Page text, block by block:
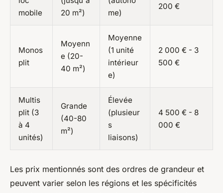
mobile
20 m²)
me)
200 €
Monos
plit
Moyenn
e (20-
40 m²)
Moyenne
(1 unité
intérieur
e)
2 000 € - 3
500 €
Multis
plit (3
à 4
unités)
Grande
(40-80
m²)
Élevée
(plusieur
s
liaisons)
4 500 € - 8
000 €
Les prix mentionnés sont des ordres de grandeur et
peuvent varier selon les régions et les spécificités